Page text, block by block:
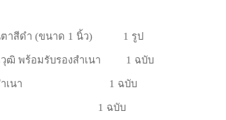
นตาสีดำ (ขนาด 1 นิ้ว) 1 รูป
ณวุฒิ พร้อมรับรองสำเนา 1 ฉบับ
มรับรองสำเนา 1 ฉบับ
บรองสำเนา 1 ฉบับ